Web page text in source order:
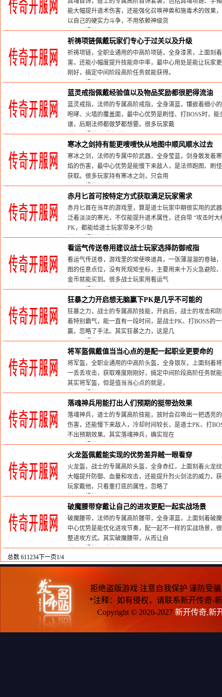
能大幅提升道术伤害，还能强化召唤神兽和施毒术的效果
以自己的硬实力斗争，不用依赖神级货
栏目：蚂蚁洞发布时间:2026-05-31
祈祷项链佩戴玩家们专心于过关以及升级
祈祷项链，全职业通用的中高阶项链，全身漆黑，上面刻
害，还能小幅度提升技能命中率，最中心用处是能让玩家
刚好，搞定中间阶段高阶任务就能获得。
栏目：蚂蚁洞发布时间:2026-05-31
蓝灵戒指佩戴经验值以及物品奖励都很肥得流油
蓝灵戒指，法师的专属高阶戒指，全身湛蓝，镶嵌着细小
咆哮、火墙的覆盖面，最中心优势是刷怪、打BOSS时，
谱，后期法师都做梦都想要。很多玩家戴
栏目：蚂蚁洞发布时间:2026-05-31
寒冰之剑持有能更嗖嗖快从地图中顺风顺水过去
寒冰之剑，法师的专属中阶武器，全身莹蓝，剑身散发着
焰的伤害，最中心优势是能慢下来敌人，是法师跑图、刷
获取。很多玩家持有寒冰之剑，只会用
栏目：蚂蚁洞发布时间:2026-05-31
赤月匕首可按特定方式获取满足玩家需求
赤月匕首在当年的游戏里，算是道士玩家中期很实用的武
泛着淡淡的寒光，不仅能提升道术属性，还自带 “攻击时
PK，都能给道士玩家带来不少助
栏目：蚂蚁洞发布时间:2026-05-31
看运气传送卷用建议战士玩家选择防御戒指
看运气传送卷，游戏里的常使唤道具，一张薄溜溜的卷轴
图的任意点位，没有死规矩坐标，主要用来十万火急避险
金币就能买到。很多战士玩家用看运气
栏目：蚂蚁洞发布时间:2026-05-31
狂暴之力开启想无脑赢下PK是几乎不可能的
狂暴之力，战士的专属高阶技能，开启后，战士的攻击和
着特别霸气，能一直有一段时间，是战士PK、打BOSS的
赢，忽略了手法。其实狂暴之力，这是几
栏目：蚂蚁洞发布时间:2026-05-31
将军盔佩戴值当当心点的是配一起职业更要命的
将军盔，全职业通用的中高阶头盔，全身银灰，上面刻着
一丢丢攻击，获取难度刚刚好，搞定中间阶段高阶任务就
其实将军盔，但是值当当心点的就是，
栏目：蚂蚁洞发布时间:2026-05-31
落魂神兵用能打出人们预期的挺带劲效果
落魂神兵，道士的专属高阶技能，放时会召唤出一把透亮
伤害，还能慢下来敌人，冷却时间较长，是道士PK、打
不出预期效果。其实落魂神兵，确实现在
栏目：蚂蚁洞发布时间:2026-05-31
火龙盔佩戴能实现的优势差异贼一眼看穿
火龙盔，战士的专属高阶头盔，全身赤红，上面刻着火龙
大幅提升防御、血量和攻击，还能提升烈火剑法的威力，
玩家戴他，只看重打底的属性，忽略了
栏目：蚂蚁洞发布时间:2026-05-31
破魔腰带穿戴让自己的进攻更配一起实战场景
破魔腰带，法师的专属高阶腰带，全身湛蓝，上面刻着破
中心优势是能优化进攻节奏，配一起不一样的实战场景，
整进攻方式。其实破魔腰带，从而让自
栏目：蚂蚁洞发布时间:2026-05-31
总数 611234 下一页1/4
拒绝盗版游戏 注意自我保护 谨防受
*注释：如有侵权，请联系新开传奇-
Copyright © 2026-2027 新开传奇,新